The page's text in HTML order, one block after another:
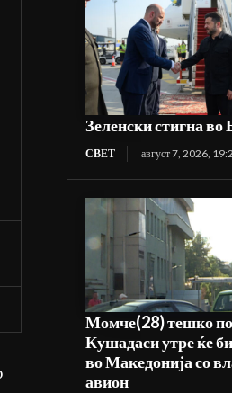
Зеленски стигна во
СВЕТ август 7, 2026,
Момче(28) тешко
Кушадаси утре ќе
во Македонија со
авион